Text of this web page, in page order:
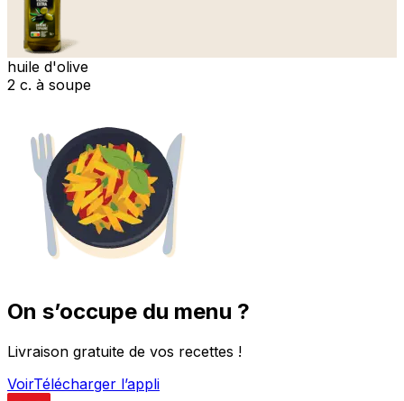
huile d'olive
2 c. à soupe
On s’occupe du menu ?
Livraison gratuite de vos recettes !
VoirTélécharger l’appli